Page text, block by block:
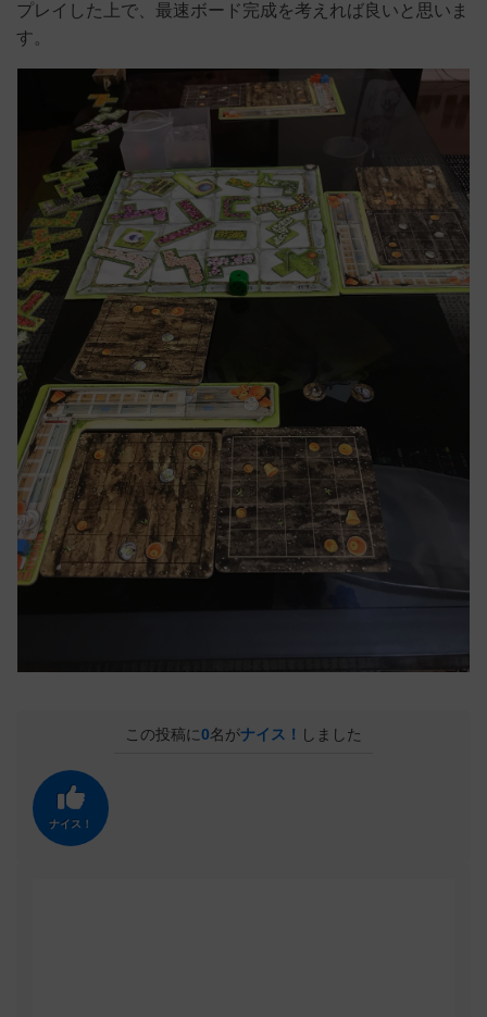
プレイした上で、最速ボード完成を考えれば良いと思いま
す。
この投稿に0名がナイス！ しました
ナイス！